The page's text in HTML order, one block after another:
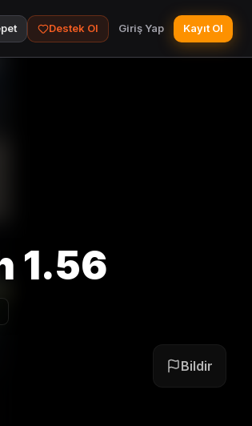
Destek Ol Giriş Yap Kayıt Ol
1.56
Bildir